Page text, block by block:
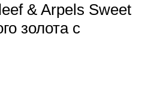
& Arpels Sweet
золота с